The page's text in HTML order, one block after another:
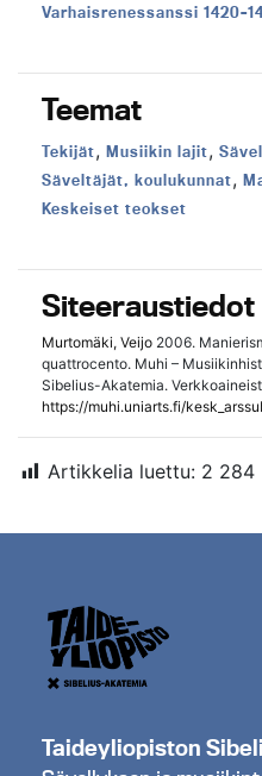
Aikakausi:
Varhaisrenessanssi
Teemat
Teema:
Tekijät, Teema:
Musiikin lajit,
Teema:
Säveltäjät, koulukunnat,
Teema:
Keskeiset teokset
Siteeraustiedot
Murtomäki, Veijo 2006.
quattrocento. Muhi –
Sibelius-Akatemia.
https://muhi.uniarts.fi/
Artikkelia luettu: 2 284
Taideyliopiston